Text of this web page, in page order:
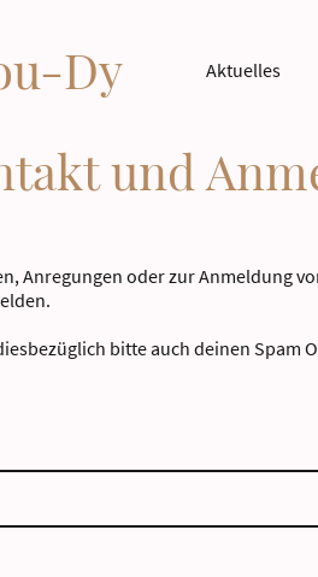
Dy Aktuelles
und
Anregungen oder zur Anmeldung
bitte auch deinen Spam